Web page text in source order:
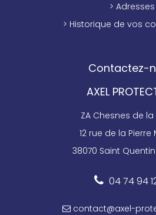
> Adresses
> Historique de vos
Contactez-
AXEL
ZA Chesnes de la
12 rue de la Pierre
38070 Saint
04 74 94
contact@axel-